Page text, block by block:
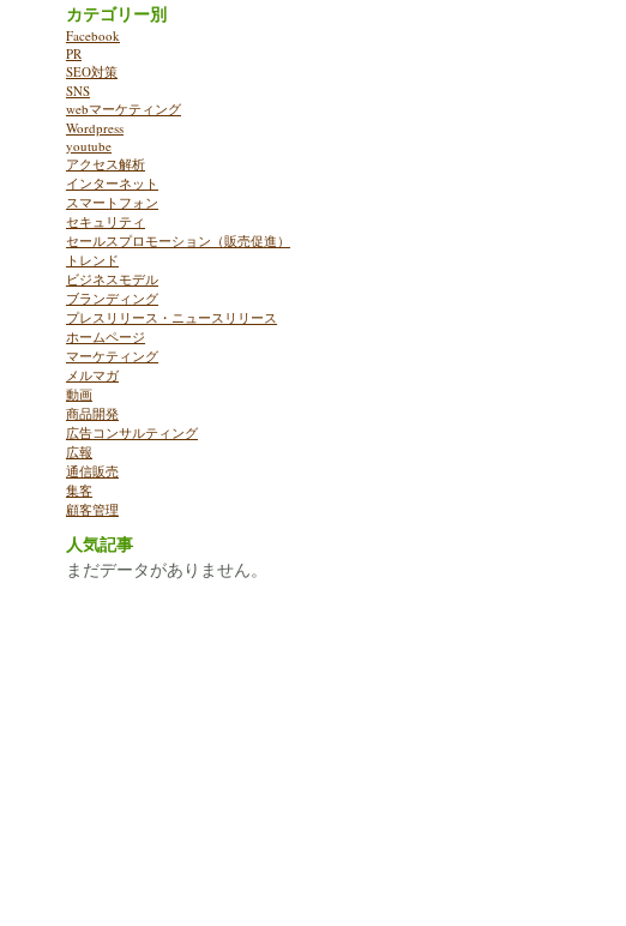
カテゴリー別
Facebook
PR
SEO対策
SNS
webマーケティング
Wordpress
youtube
アクセス解析
インターネット
スマートフォン
セキュリティ
セールスプロモーション（販売促進）
トレンド
ビジネスモデル
ブランディング
プレスリリース・ニュースリリース
ホームページ
マーケティング
メルマガ
動画
商品開発
広告コンサルティング
広報
通信販売
集客
顧客管理
人気記事
まだデータがありません。